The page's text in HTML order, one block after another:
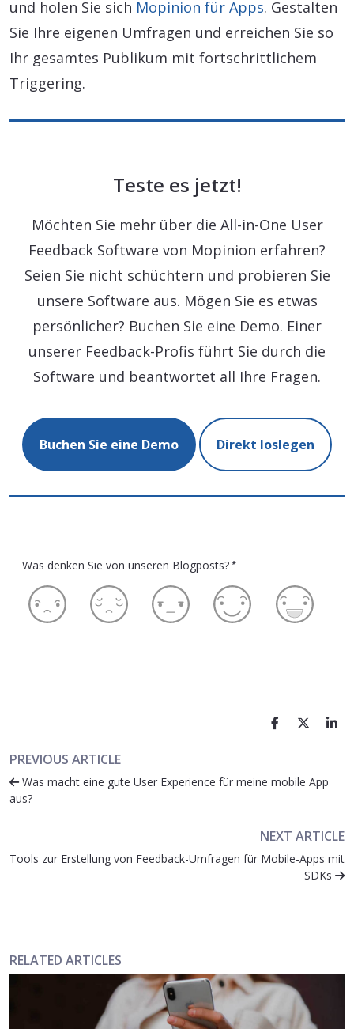
und holen Sie sich Mopinion für Apps. Gestalten
Sie Ihre eigenen Umfragen und erreichen Sie so
Ihr gesamtes Publikum mit fortschrittlichem
Triggering.
Teste es jetzt!
Möchten Sie mehr über die All-in-One User
Feedback Software von Mopinion erfahren?
Seien Sie nicht schüchtern und probieren Sie
unsere Software aus. Mögen Sie es etwas
persönlicher? Buchen Sie eine Demo. Einer
unserer Feedback-Profis führt Sie durch die
Software und beantwortet all Ihre Fragen.
Buchen Sie eine Demo Direkt loslegen
Was denken Sie von unseren Blogposts? *
PREVIOUS ARTICLE
Was macht eine gute User Experience für meine mobile App
aus?
NEXT ARTICLE
Tools zur Erstellung von Feedback-Umfragen für Mobile-Apps mit
SDKs
RELATED ARTICLES